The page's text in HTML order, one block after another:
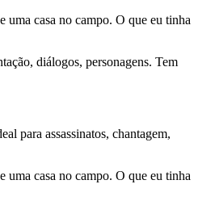
uma casa no campo. O que eu tinha
diálogos, personagens. Tem
para assassinatos, chantagem,
uma casa no campo. O que eu tinha